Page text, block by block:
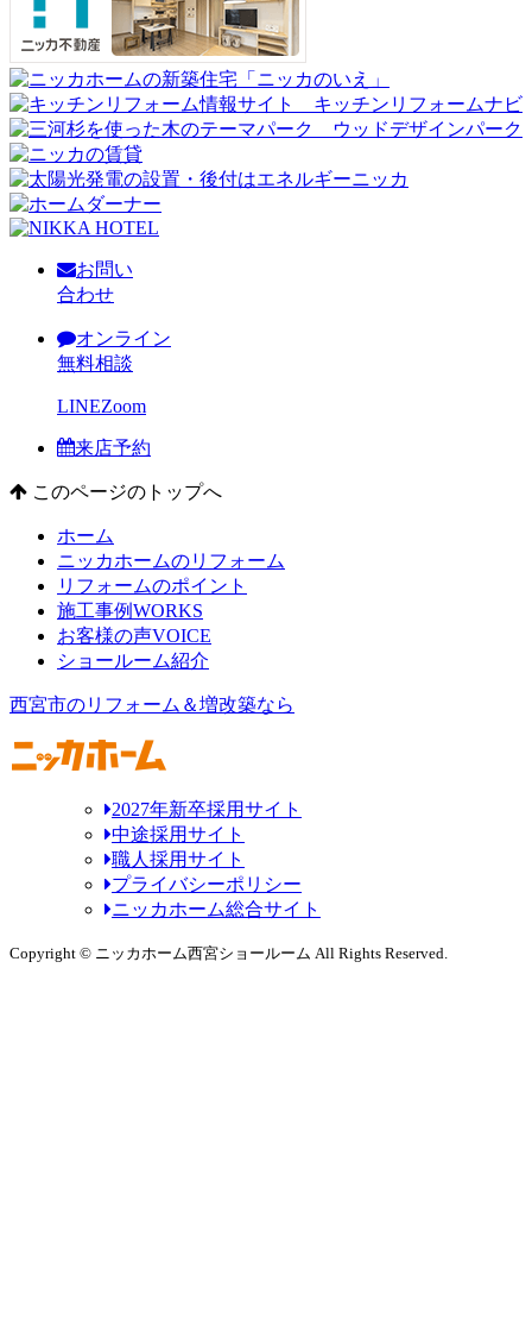
お問い
合わせ
オンライン
無料相談
LINEZoom
来店予約
このページのトップへ
ホーム
ニッカホームのリフォーム
リフォームのポイント
施工事例WORKS
お客様の声VOICE
ショールーム紹介
西宮市のリフォーム＆増改築なら
2027年新卒採用サイト
中途採用サイト
職人採用サイト
プライバシーポリシー
ニッカホーム総合サイト
Copyright © ニッカホーム西宮ショールーム All Rights Reserved.